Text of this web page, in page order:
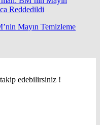
Mayın Temizleme
edebilirsiniz !